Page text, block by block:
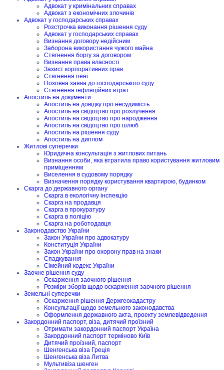
Адвокат у кримінальних справах
Адвокат з економічних злочинів
Адвокат у господарських справах
Розстрочка виконання рішення суду
Адвокат у господарських справах
Визнання договору недійсним
Заборона використання чужого майна
Стягнення боргу за договором
Визнання права власності
Захист корпоративних прав
Стягнення пені
Позовна заява до господарського суду
Стягнення інфляційних втрат
Апостиль на документи
Апостиль на довідку про несудимість
Апостиль на свідоцтво про розлучення
Апостиль на свідоцтво про народження
Апостиль на свідоцтво про шлюб
Апостиль на рішення суду
Апостиль на диплом
Житлові суперечки
Юридична консультація з житлових питань
Визнання особи, яка втратила право користування житловим
приміщенням
Виселення в судовому порядку
Визначення порядку користування квартирою, будинком
Скарга до державного органу
Скарга в екологічну інспекцію
Скарга на продавця
Скарга в прокуратуру
Скарга в поліцію
Скарга на роботодавця
Законодавство України
Закон України про адвокатуру
Конституція України
Закон України про охорону прав на знаки
Спадкування
Сімейний кодекс України
Заочне рішення суду
Оскарження заочного рішення
Розміри зборів щодо оскарження заочного рішення
Земельні суперечки
Оскарження рішення Держгеокадастру
Консультації щодо земельного законодавства
Оформлення державного акта, проекту землевідведення
Закордонний паспорт, віза, дитячий проїзний
Отримати закордонний паспорт Україна
Закордонний паспорт терміново Київ
Дитячий проїзний, паспорт
Шенгенська віза Греція
Шенгенська віза Литва
Мультивіза шенген